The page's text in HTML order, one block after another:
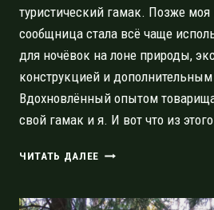
туристический гамак. Позже
сообщница стала всё чаще
для ночёвок на лоне природы,
конструкцией и
Вдохновлённый опытом
свой гамак и я. И вот что из
ЧИТАТЬ ДАЛЕЕ ТУРИСТИЧЕСКИЙ
ИНСТРУМЕНТ